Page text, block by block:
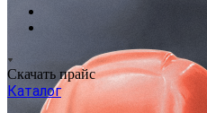
Скачать прайс
Каталог